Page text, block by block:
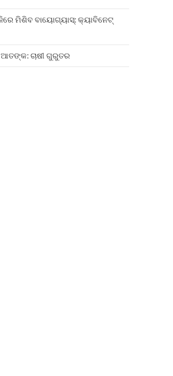
ମିଶିବ ବାୟୋଗ୍ୟାସ୍: କ୍ୟାବିନେଟ୍
ଚାଷୀ ଗୁରୁତର